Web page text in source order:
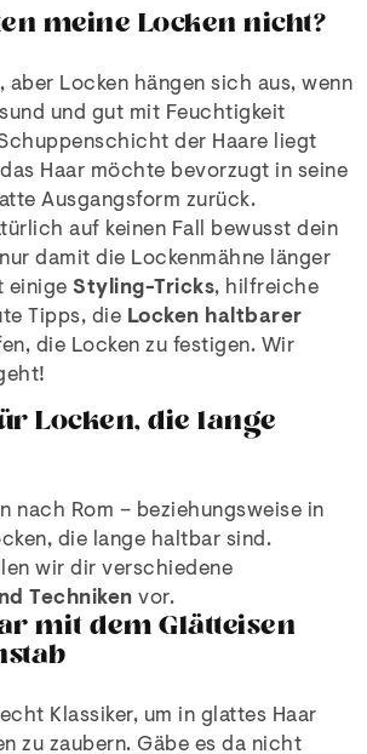
meine Locken nicht?
aber Locken hängen sich aus, wenn
und gut mit Feuchtigkeit
der Haare liegt
Haar möchte bevorzugt in seine
Ausgangsform zurück.
auf keinen Fall bewusst dein
damit die Lockenmähne länger
einige Styling-Tricks, hilfreiche
Tipps, die Locken haltbarer
die Locken zu festigen. Wir
Locken, die lange
nach Rom – beziehungsweise in
die lange haltbar sind.
wir dir verschiedene
Techniken vor.
mit dem Glätteisen
Klassiker, um in glattes Haar
zu zaubern. Gäbe es da nicht